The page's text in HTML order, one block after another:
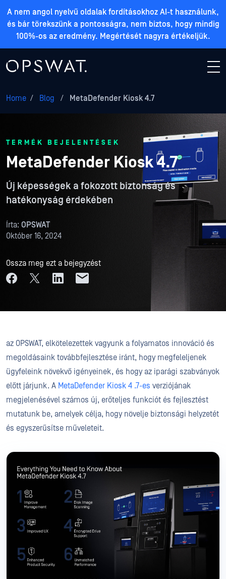
A nem angol nyelvű oldalak fordításokhoz AI-t használunk,
és bár törekszünk a pontosságra, nem biztos, hogy mindig
100%-os az eredmény. Megértését nagyra értékeljük.
Home / Blog / MetaDefender Kiosk 4.7
TERMÉK BEJELENTÉSEK
MetaDefender Kiosk 4.7
Új képességek a fokozott biztonság és
hatékonyság érdekében
Írta: OPSWAT
Október 16, 2024
Ossza meg ezt a bejegyzést
az OPSWAT, elkötelezettek vagyunk a folyamatos innováció és
megoldásaink továbbfejlesztése iránt, hogy megfeleljenek
ügyfeleink növekvő igényeinek, és hogy az iparági szabványok
előtt járjunk. A MetaDefender Kiosk 4 .7-es verziójának
megjelenésével számos új, erőteljes funkciót és fejlesztést
mutatunk be, amelyek célja, hogy növelje biztonsági helyzetét
és egyszerűsítse műveleteit.